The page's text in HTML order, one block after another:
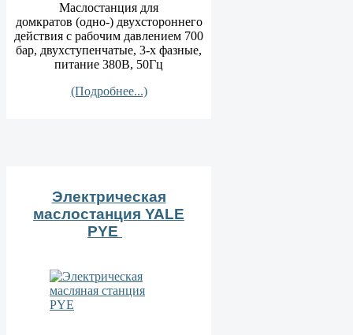
Маслостанция для
домкратов (одно-) двухстороннего
действия с рабочим давлением 700
бар, двухступенчатые, 3-х фазные,
питание 380В, 50Гц
(Подробнее...)
Электрическая
маслостанция YALE
PYЕ